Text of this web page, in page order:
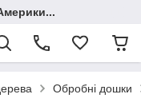
Обробні дошки